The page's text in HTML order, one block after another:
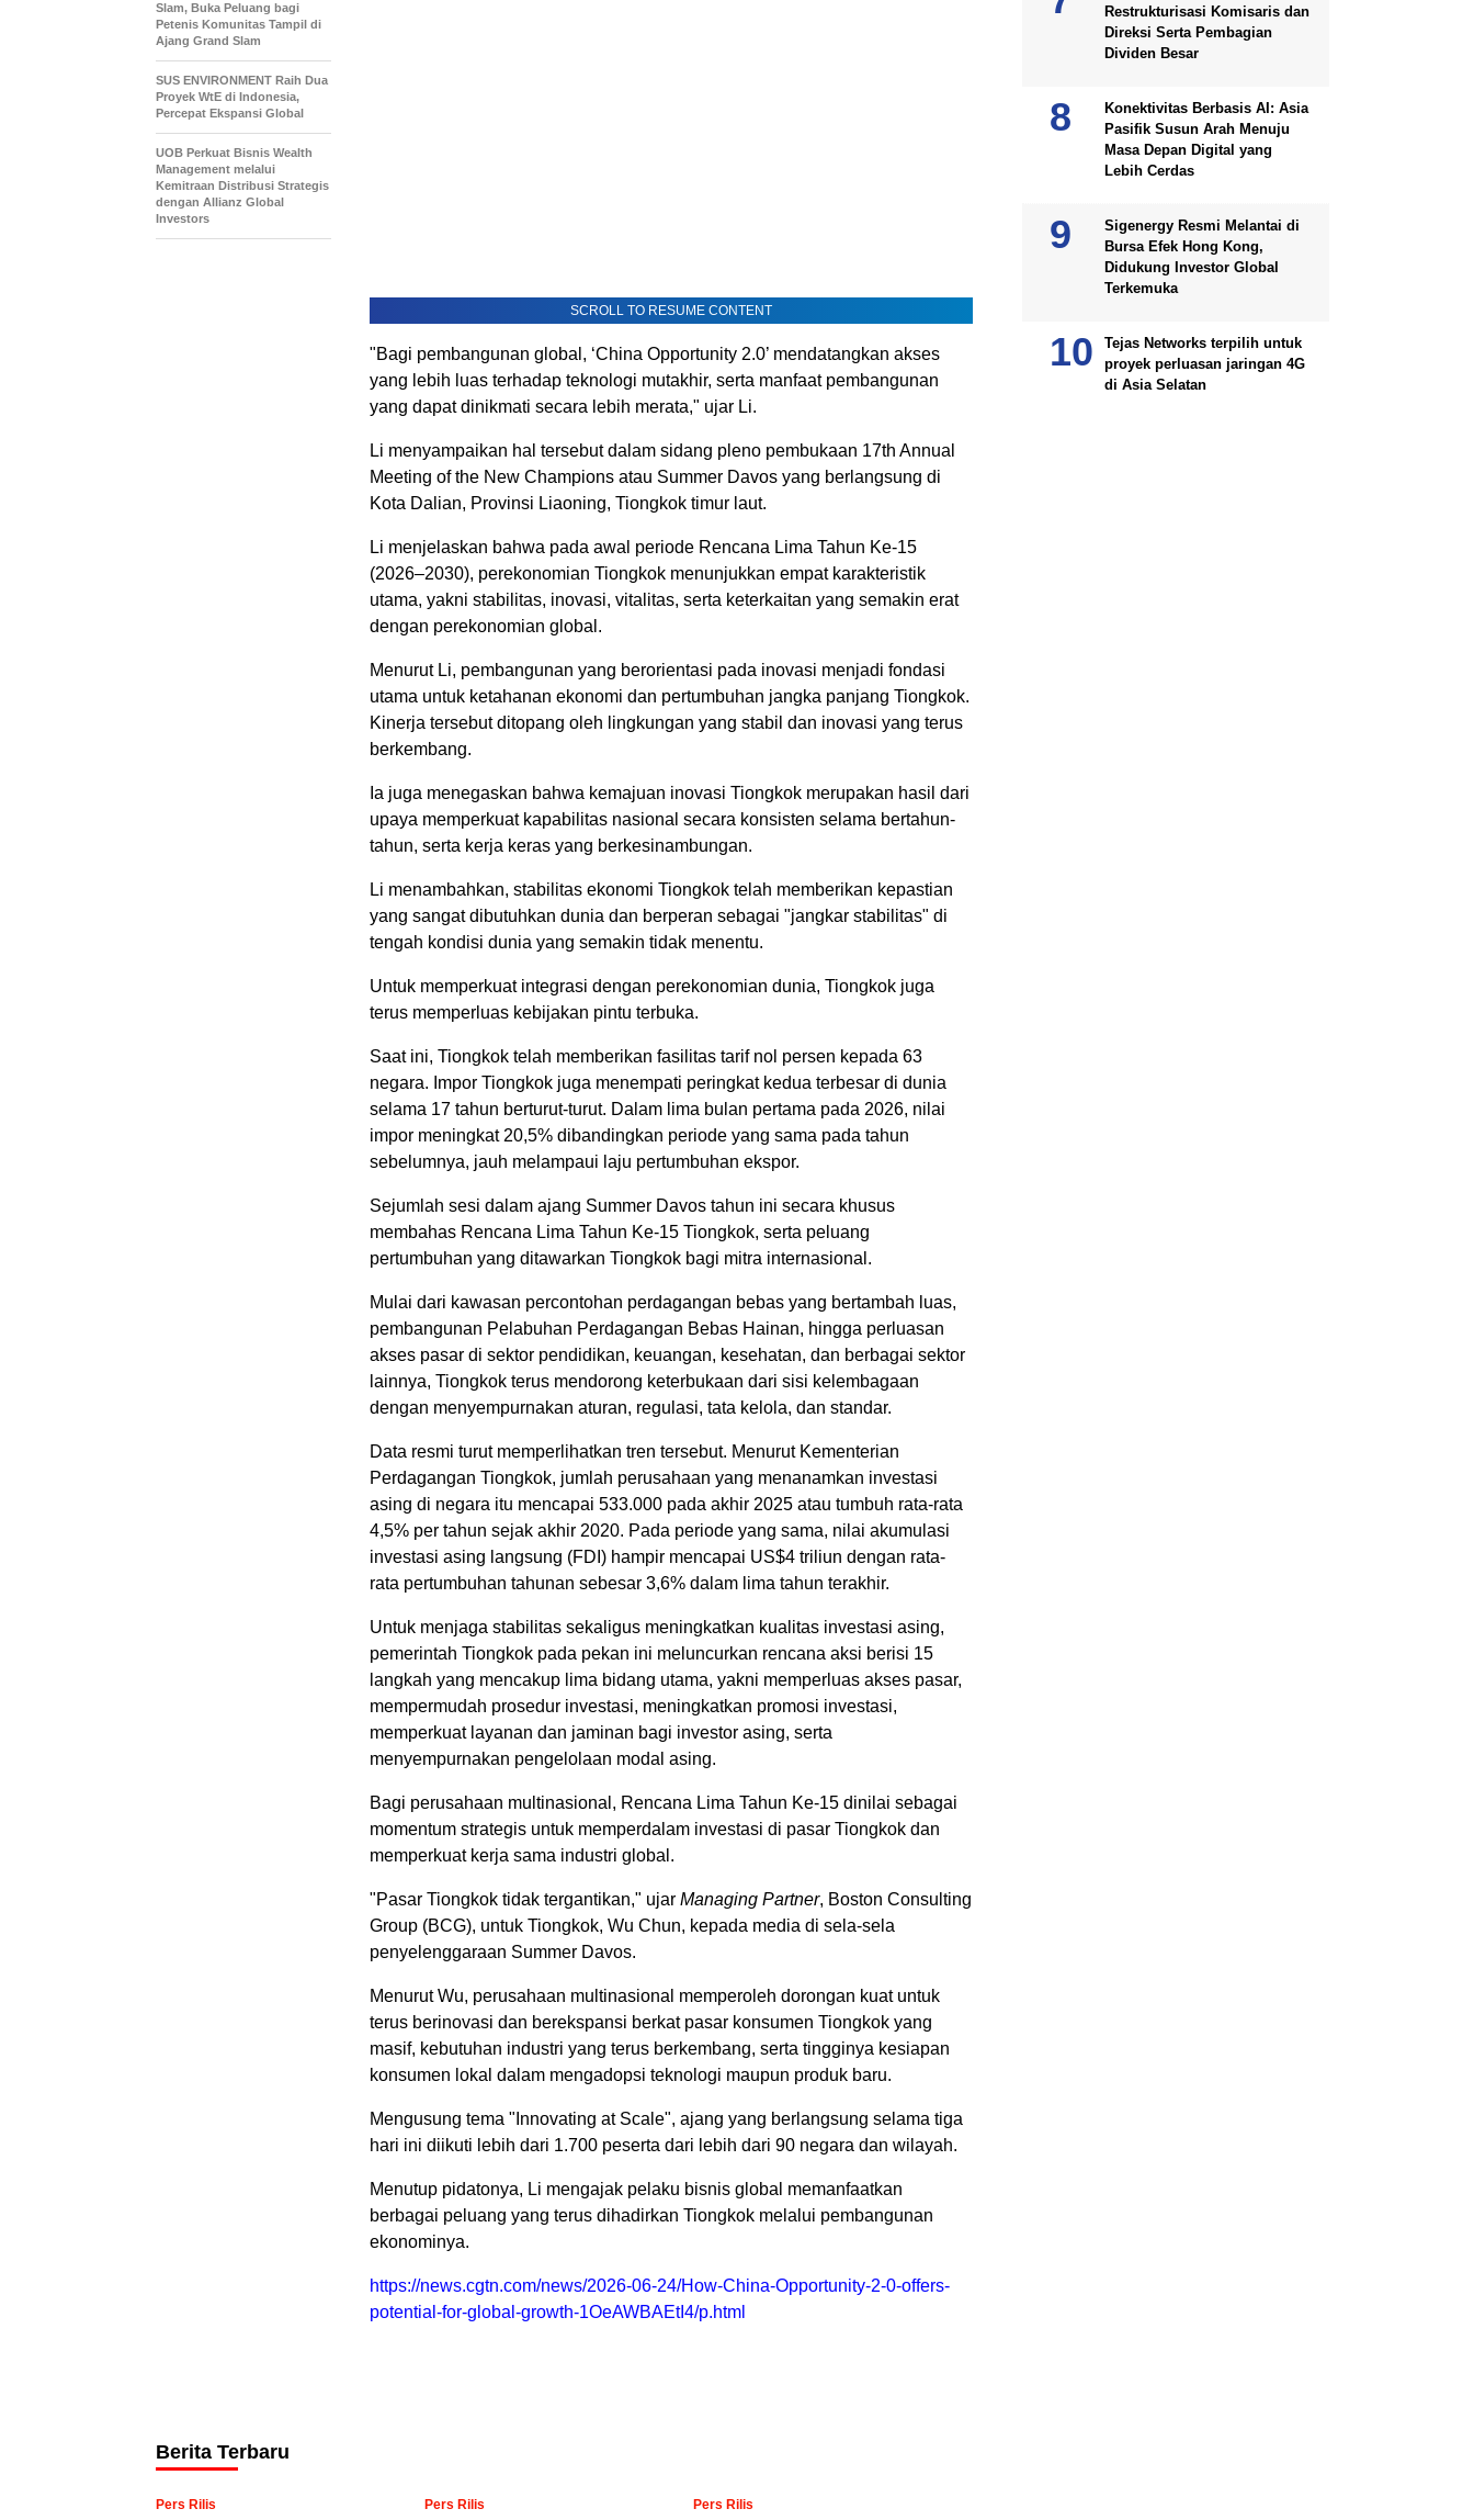
SCROLL TO RESUME CONTENT
"Bagi pembangunan global, ‘China Opportunity 2.0’ mendatangkan akses
yang lebih luas terhadap teknologi mutakhir, serta manfaat pembangunan
yang dapat dinikmati secara lebih merata," ujar Li.
Li menyampaikan hal tersebut dalam sidang pleno pembukaan 17th Annual
Meeting of the New Champions atau Summer Davos yang berlangsung di
Kota Dalian, Provinsi Liaoning, Tiongkok timur laut.
Li menjelaskan bahwa pada awal periode Rencana Lima Tahun Ke-15
(2026–2030), perekonomian Tiongkok menunjukkan empat karakteristik
utama, yakni stabilitas, inovasi, vitalitas, serta keterkaitan yang semakin erat
dengan perekonomian global.
Menurut Li, pembangunan yang berorientasi pada inovasi menjadi fondasi
utama untuk ketahanan ekonomi dan pertumbuhan jangka panjang Tiongkok.
Kinerja tersebut ditopang oleh lingkungan yang stabil dan inovasi yang terus
berkembang.
Ia juga menegaskan bahwa kemajuan inovasi Tiongkok merupakan hasil dari
upaya memperkuat kapabilitas nasional secara konsisten selama bertahun-
tahun, serta kerja keras yang berkesinambungan.
Li menambahkan, stabilitas ekonomi Tiongkok telah memberikan kepastian
yang sangat dibutuhkan dunia dan berperan sebagai "jangkar stabilitas" di
tengah kondisi dunia yang semakin tidak menentu.
Untuk memperkuat integrasi dengan perekonomian dunia, Tiongkok juga
terus memperluas kebijakan pintu terbuka.
Saat ini, Tiongkok telah memberikan fasilitas tarif nol persen kepada 63
negara. Impor Tiongkok juga menempati peringkat kedua terbesar di dunia
selama 17 tahun berturut-turut. Dalam lima bulan pertama pada 2026, nilai
impor meningkat 20,5% dibandingkan periode yang sama pada tahun
sebelumnya, jauh melampaui laju pertumbuhan ekspor.
Sejumlah sesi dalam ajang Summer Davos tahun ini secara khusus
membahas Rencana Lima Tahun Ke-15 Tiongkok, serta peluang
pertumbuhan yang ditawarkan Tiongkok bagi mitra internasional.
Mulai dari kawasan percontohan perdagangan bebas yang bertambah luas,
pembangunan Pelabuhan Perdagangan Bebas Hainan, hingga perluasan
akses pasar di sektor pendidikan, keuangan, kesehatan, dan berbagai sektor
lainnya, Tiongkok terus mendorong keterbukaan dari sisi kelembagaan
dengan menyempurnakan aturan, regulasi, tata kelola, dan standar.
Data resmi turut memperlihatkan tren tersebut. Menurut Kementerian
Perdagangan Tiongkok, jumlah perusahaan yang menanamkan investasi
asing di negara itu mencapai 533.000 pada akhir 2025 atau tumbuh rata-rata
4,5% per tahun sejak akhir 2020. Pada periode yang sama, nilai akumulasi
investasi asing langsung (FDI) hampir mencapai US$4 triliun dengan rata-
rata pertumbuhan tahunan sebesar 3,6% dalam lima tahun terakhir.
Untuk menjaga stabilitas sekaligus meningkatkan kualitas investasi asing,
pemerintah Tiongkok pada pekan ini meluncurkan rencana aksi berisi 15
langkah yang mencakup lima bidang utama, yakni memperluas akses pasar,
mempermudah prosedur investasi, meningkatkan promosi investasi,
memperkuat layanan dan jaminan bagi investor asing, serta
menyempurnakan pengelolaan modal asing.
Bagi perusahaan multinasional, Rencana Lima Tahun Ke-15 dinilai sebagai
momentum strategis untuk memperdalam investasi di pasar Tiongkok dan
memperkuat kerja sama industri global.
"Pasar Tiongkok tidak tergantikan," ujar Managing Partner, Boston Consulting
Group (BCG), untuk Tiongkok, Wu Chun, kepada media di sela-sela
penyelenggaraan Summer Davos.
Menurut Wu, perusahaan multinasional memperoleh dorongan kuat untuk
terus berinovasi dan berekspansi berkat pasar konsumen Tiongkok yang
masif, kebutuhan industri yang terus berkembang, serta tingginya kesiapan
konsumen lokal dalam mengadopsi teknologi maupun produk baru.
Mengusung tema "Innovating at Scale", ajang yang berlangsung selama tiga
hari ini diikuti lebih dari 1.700 peserta dari lebih dari 90 negara dan wilayah.
Menutup pidatonya, Li mengajak pelaku bisnis global memanfaatkan
berbagai peluang yang terus dihadirkan Tiongkok melalui pembangunan
ekonominya.
https://news.cgtn.com/news/2026-06-24/How-China-Opportunity-2-0-offers-
potential-for-global-growth-1OeAWBAEtI4/p.html
Slam, Buka Peluang bagi
Petenis Komunitas Tampil di
Ajang Grand Slam
SUS ENVIRONMENT Raih Dua
Proyek WtE di Indonesia,
Percepat Ekspansi Global
UOB Perkuat Bisnis Wealth
Management melalui
Kemitraan Distribusi Strategis
dengan Allianz Global
Investors
Berita Terbaru
Pers Rilis Pers Rilis Pers Rilis
Restrukturisasi Komisaris dan
Direksi Serta Pembagian
Dividen Besar
Konektivitas Berbasis AI: Asia
Pasifik Susun Arah Menuju
Masa Depan Digital yang
Lebih Cerdas
Sigenergy Resmi Melantai di
Bursa Efek Hong Kong,
Didukung Investor Global
Terkemuka
Tejas Networks terpilih untuk
proyek perluasan jaringan 4G
di Asia Selatan